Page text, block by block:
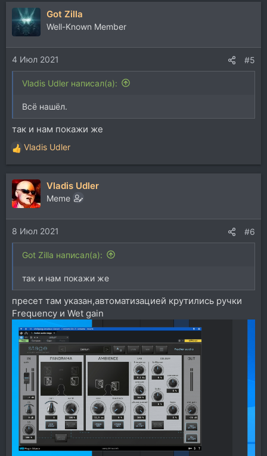
Got Zilla
Well-Known Member
4 Июл 2021 #5
Vladis Udler написал(а):
Всё нашёл.
так и нам покажи же
Р
е
а
к
ц
и
и
:
Vladis Udler
Vladis Udler
Memе
8 Июл 2021 #6
Got Zilla написал(а):
так и нам покажи же
пресет там указан,автоматизацией крутились ручки
Frequency и Wet gain